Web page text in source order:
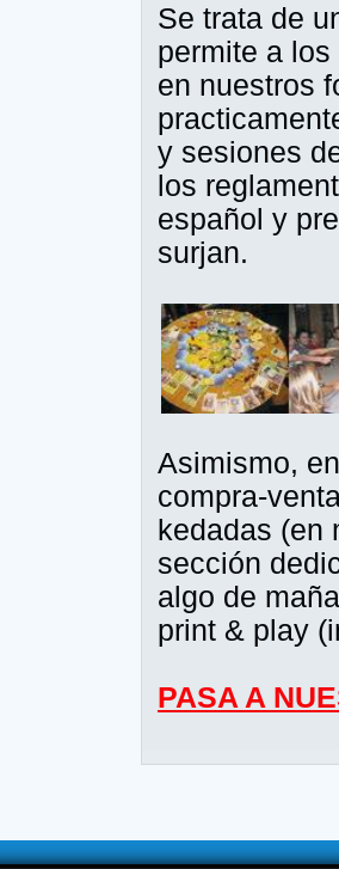
Se trata de
permite a
en nuestros
y sesiones
los
español y
surjan.
Asimismo,
compra-
kedadas (en
sección
algo de
print & play
PASA A